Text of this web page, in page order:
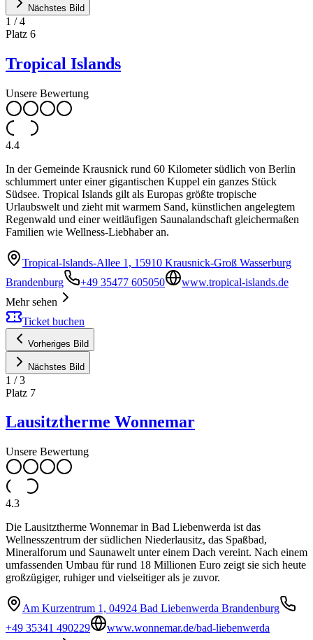
Nächstes Bild
1 /4
Platz 6
Tropical Islands
Unsere Bewertung
4.4
In der Gemeinde Krausnick rund 60 Kilometer südlich von Berlin
schlummert unter einer gigantischen Kuppel ein ganzes Stück
Südsee. Tropical Islands gilt als Europas größte tropische
Urlaubswelt und zieht mit warmem Sand, künstlichen angelegtem
Regenwald und einer weitläufigen Saunalandschaft gleichermaßen
Familien wie Wellness-Liebhaber an.
Tropical-Islands-Allee 1, 15910 Krausnick-Groß Wasserburg
Brandenburg
+49 35477 605050
www.tropical-islands.de
Mehr sehen
Ticket buchen
Vorheriges Bild
Nächstes Bild
1 /3
Platz 7
Lausitztherme Wonnemar
Unsere Bewertung
4.3
Die Lausitztherme Wonnemar in Bad Liebenwerda ist das
Wellnesszentrum der südlichen Niederlausitz, das Spaßbad,
Mineralforum und Saunawelt unter einem Dach vereint. Nach einem
umfassenden Umbau für rund 18 Millionen Euro zeigt sie sich heute
großzügiger, ruhiger und vielseitiger als je zuvor.
Am Kurzentrum 1, 04924 Bad Liebenwerda Brandenburg
+49 35341 490229
www.wonnemar.de/bad-liebenwerda